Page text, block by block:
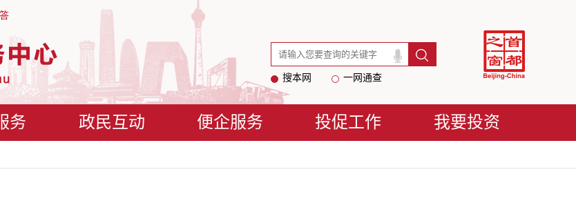
搜本网 一网通查
务 政民互动 便企服务 投促工作 我要投资